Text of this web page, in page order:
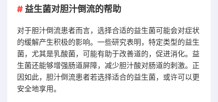
益生菌对胆汁倒流的帮助
对于胆汁倒流患者而言，选择合适的益生菌可能会对症状
的缓解产生积极的影响。一些研究表明，特定类型的益生
菌，尤其是乳酸菌，可能有助于改善道的，促进消化。益
生菌还能够增强肠道屏障，减少胆汁酸对肠道的刺激。正
因如此，胆汁倒流患者若选择适合的益生菌，或许可以更
安全地享用。